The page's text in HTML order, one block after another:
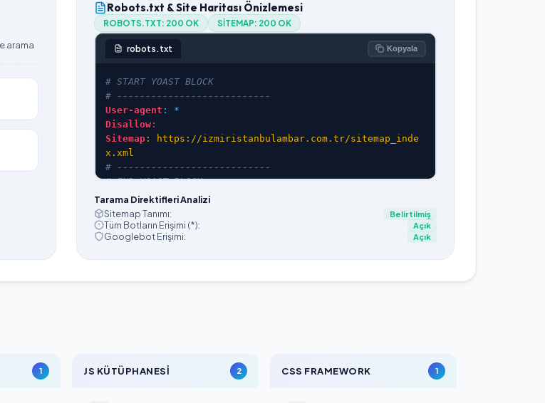
arama
Robots.txt & Site Haritası Önizlemesi
ROBOTS.TXT: 200 OK SITEMAP: 200 OK
robots.txt Kopyala
# START YOAST BLOCK
# ---------------------------
User-agent : *
Disallow:
Sitemap: https://izmiristanbulambar.com.tr/sitemap_inde
x.xml
# ---------------------------
# END YOAST BLOCK
Tarama Direktifleri Analizi
Sitemap Tanımı:
Belirtilmiş
Tüm Botların Erişimi (*): Açık
Googlebot Erişimi: Açık
1 JS KÜTÜPHANESI 2 CSS FRAMEWORK 1